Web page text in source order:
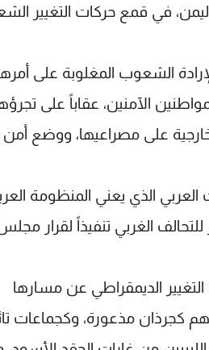
في قمع حركات التغيير
الشعوب المغلوبة على
الآمنين، عقاباً على
على مصراعيها، ووضع أمن
الذي يعني المنظومة
الغربي تنفيذاً لقرار
التغيير الديمقراطي عن مسارها
كجرذان مذعورة، وكجماعات